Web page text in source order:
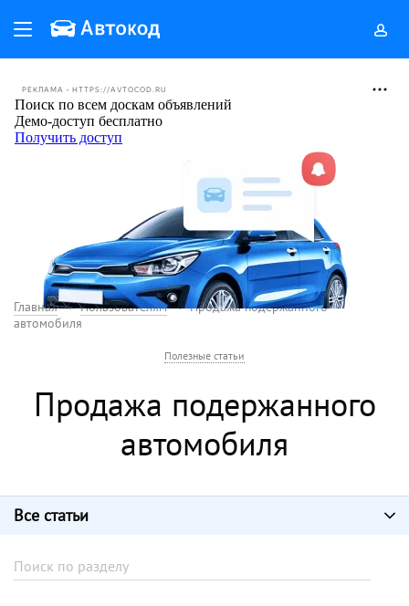
РЕКЛАМА • HTTPS://AVTOCOD.RU
Главная Пользователям
Продажа подержанного
автомобиля
Полезные статьи
Продажа подержанного
автомобиля
Все статьи